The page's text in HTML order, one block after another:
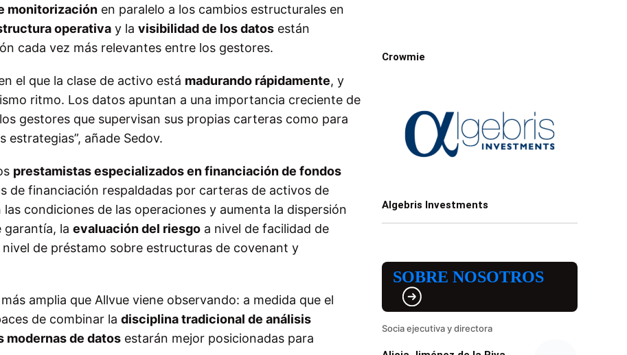
monitorización en paralelo a los cambios estructurales en
operativa y la visibilidad de los datos están
cada vez más relevantes entre los gestores.
el que la clase de activo está madurando rápidamente, y
ritmo. Los datos apuntan a una importancia creciente de
gestores que supervisan sus propias carteras como para
estrategias”, añade Sedov.
prestamistas especializados en financiación de fondos
de financiación respaldadas por carteras de activos de
condiciones de las operaciones y aumenta la dispersión
garantía, la evaluación del riesgo a nivel de facilidad de
nivel de préstamo sobre estructuras de covenant y
amplia que Allvue viene observando: a medida que el
de combinar la disciplina tradicional de análisis
modernas de datos estarán mejor posicionadas para
Crowmie
Algebris Investments
SOBRE NOSOTROS
Socia ejecutiva y directora